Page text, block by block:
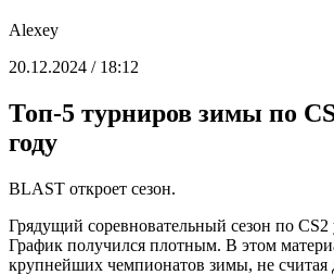
Alexey
20.12.2024 / 18:12
Топ-5 турниров зимы по
году
BLAST откроет сезон.
Грядущий соревновательный сезон по CS2
График получился плотным. В этом
крупнейших чемпионатов зимы, не считая